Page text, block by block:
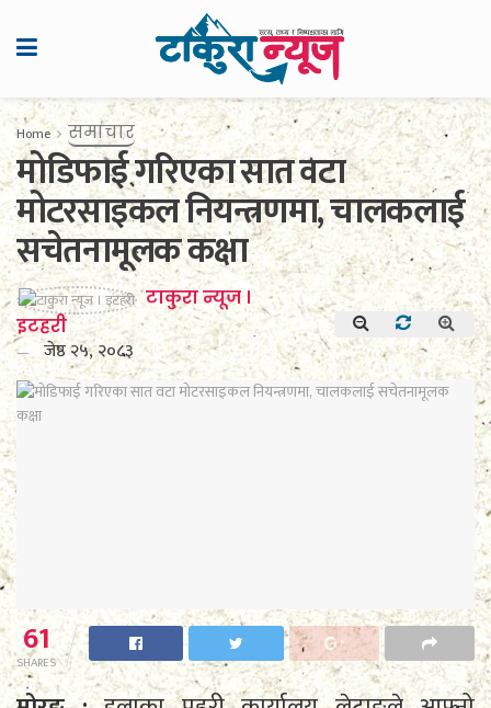
Home समाचार
मोडिफाई गरिएका सात वटा
मोटरसाइकल नियन्त्रणमा, चालकलाई
सचेतनामूलक कक्षा
टाकुरा न्यूज ।
इटहरी
जेष्ठ २५, २०८३
61
SHARES